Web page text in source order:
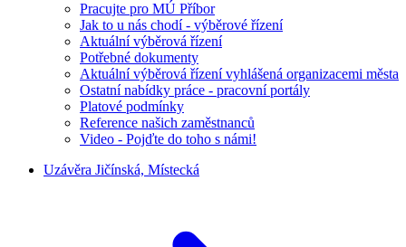
Pracujte pro MÚ Příbor
Jak to u nás chodí - výběrové řízení
Aktuální výběrová řízení
Potřebné dokumenty
Aktuální výběrová řízení vyhlášená organizacemi města
Ostatní nabídky práce - pracovní portály
Platové podmínky
Reference našich zaměstnanců
Video - Pojďte do toho s námi!
Uzávěra Jičínská, Místecká